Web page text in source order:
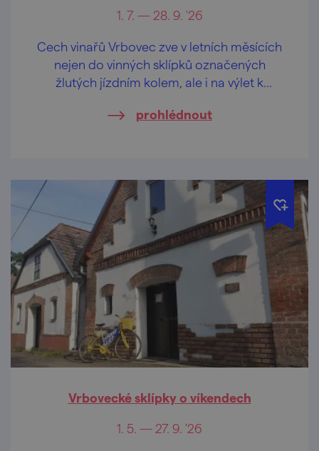
1. 7. — 28. 9. '26
Cech vinařů Vrbovec zve v letních měsících
nejen do vinných sklípků označených
žlutých jízdním kolem, ale i na výlet k
o příjemné občerstvení postará speciální
prohlédnout
Vrbovecké sklípky o víkendech
1. 5. — 27. 9. '26